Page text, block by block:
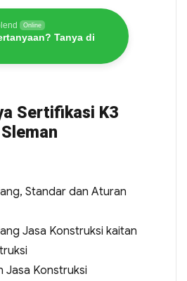
Online
Tanya di
Sertifikasi K3
Standar dan Aturan
Jasa Konstruksi kaitan
Jasa Konstruksi